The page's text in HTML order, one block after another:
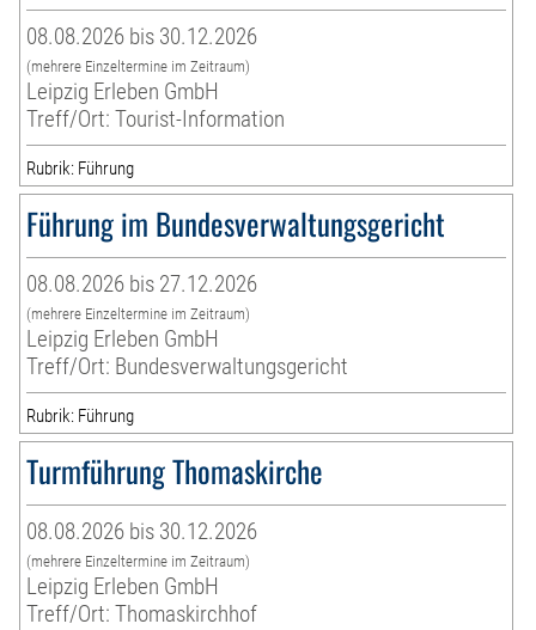
08.08.2026 bis 30.12.2026
(mehrere Einzeltermine im Zeitraum)
Leipzig Erleben GmbH
Treff/Ort: Tourist-Information
Rubrik: Führung
Führung im Bundesverwaltungsgericht
08.08.2026 bis 27.12.2026
(mehrere Einzeltermine im Zeitraum)
Leipzig Erleben GmbH
Treff/Ort: Bundesverwaltungsgericht
Rubrik: Führung
Turmführung Thomaskirche
08.08.2026 bis 30.12.2026
(mehrere Einzeltermine im Zeitraum)
Leipzig Erleben GmbH
Treff/Ort: Thomaskirchhof